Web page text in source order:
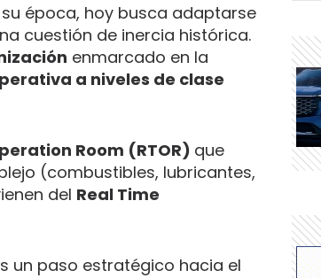
época, hoy busca adaptarse
cuestión de inercia histórica.
enmarcado en la
a niveles de clase
Room (RTOR) que
(combustibles, lubricantes,
del Real Time
un paso estratégico hacia el